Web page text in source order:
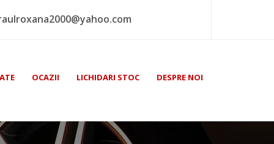
OCAZII LICHIDARI STOC DESPRE NOI